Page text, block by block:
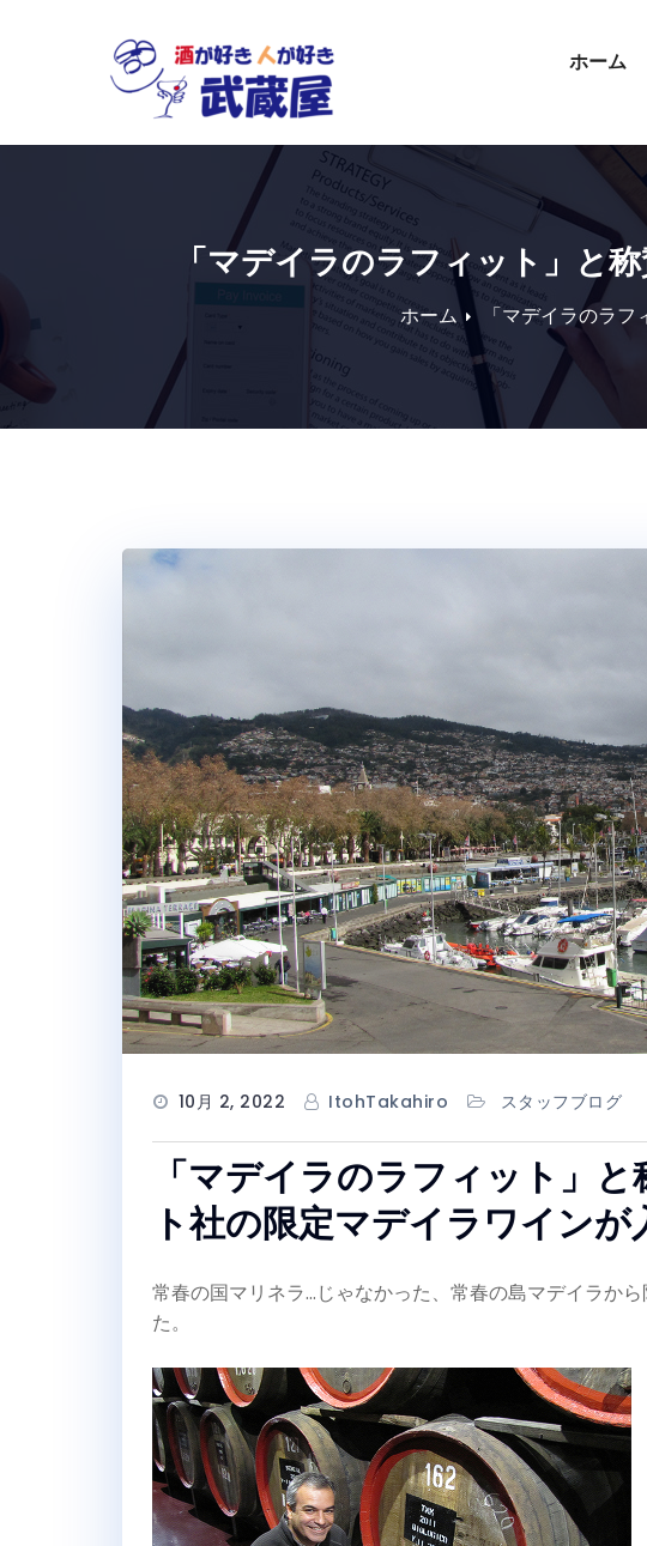
ホーム
「マデイラのラフィット」と
ホーム 「マデイラのラ
10月 2, 2022 ItohTakahiro スタッフブログ
「マデイラのラフィット」
ト社の限定マデイラワインが
常春の国マリネラ…じゃなかった、常春の島マデイラか
た。